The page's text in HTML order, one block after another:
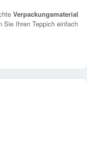
Verpackungsmaterial
Sie Ihren Teppich einfach